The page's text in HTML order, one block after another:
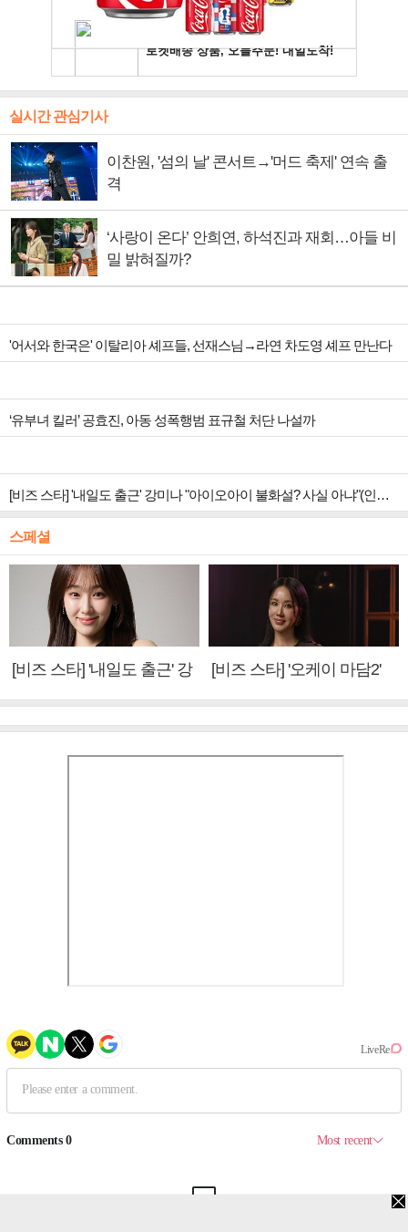
실시간 관심기사
이찬원, '섬의 날' 콘서트→'머드 축제' 연속 출
격
‘사랑이 온다’ 안희연, 하석진과 재회…아들 비
밀 밝혀질까?
'어서와 한국은' 이탈리아 셰프들, 선재스님→라연 차도영 셰프 만난다
‘유부녀 킬러’ 공효진, 아동 성폭행범 표규철 처단 나설까
[비즈 스타] '내일도 출근' 강미나 "아이오아이 불화설? 사실 아냐"(인터뷰)
스페셜
[비즈 스타] '내일도 출근' 강
[비즈 스타] '오케이 마담2'